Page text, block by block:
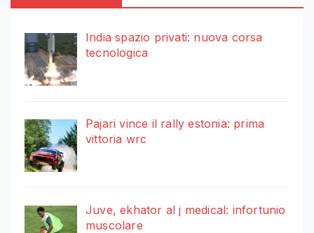
India spazio privati: nuova corsa
tecnologica
Pajari vince il rally estonia: prima
vittoria wrc
Juve, ekhator al j medical: infortunio
muscolare